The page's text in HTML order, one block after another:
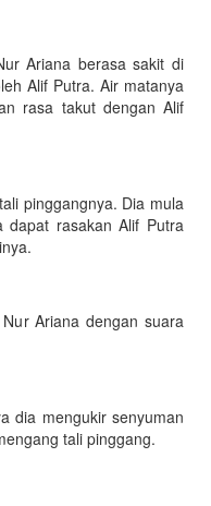
Ariana berasa sakit di
Alif Putra. Air matanya
rasa takut dengan Alif
pinggangnya. Dia mula
dapat rasakan Alif Putra
Ariana dengan suara
dia mengukir senyuman
tali pinggang.